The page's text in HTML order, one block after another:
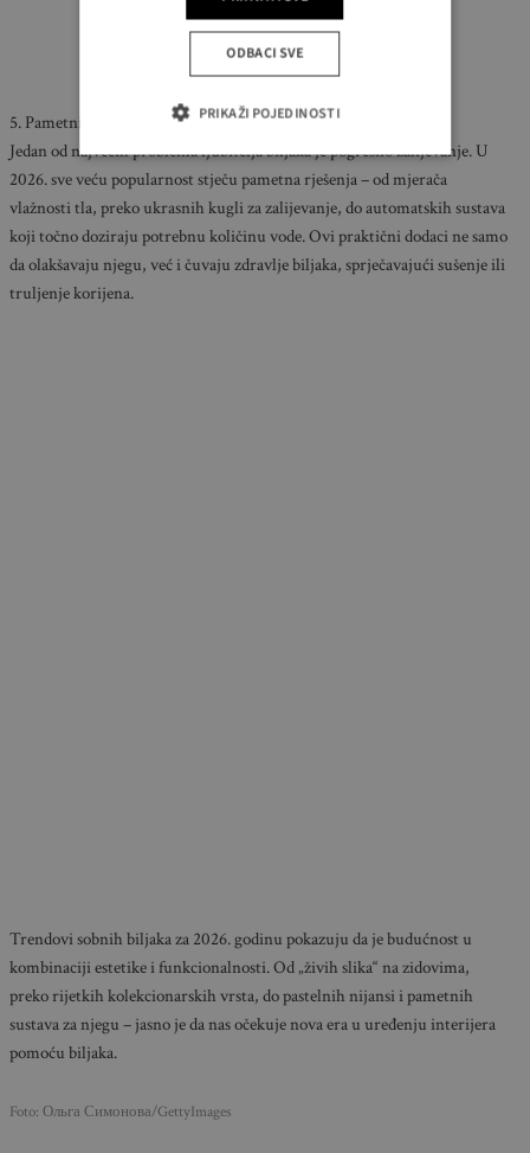
5. Pametni sustavi za zalijevanje
Jedan od najvećih problema ljubitelja biljaka je pogrešno zalijevanje. U
2026. sve veću popularnost stječu pametna rješenja – od mjerača
vlažnosti tla, preko ukrasnih kugli za zalijevanje, do automatskih sustava
koji točno doziraju potrebnu količinu vode. Ovi praktični dodaci ne samo
da olakšavaju njegu, već i čuvaju zdravlje biljaka, sprječavajući sušenje ili
truljenje korijena.
Trendovi sobnih biljaka za 2026. godinu pokazuju da je budućnost u
kombinaciji estetike i funkcionalnosti. Od „živih slika“ na zidovima,
preko rijetkih kolekcionarskih vrsta, do pastelnih nijansi i pametnih
sustava za njegu – jasno je da nas očekuje nova era u uređenju interijera
pomoću biljaka.
Foto: Ольга Симонова/GettyImages
ODBACI SVE
PRIKAŽI POJEDINOSTI